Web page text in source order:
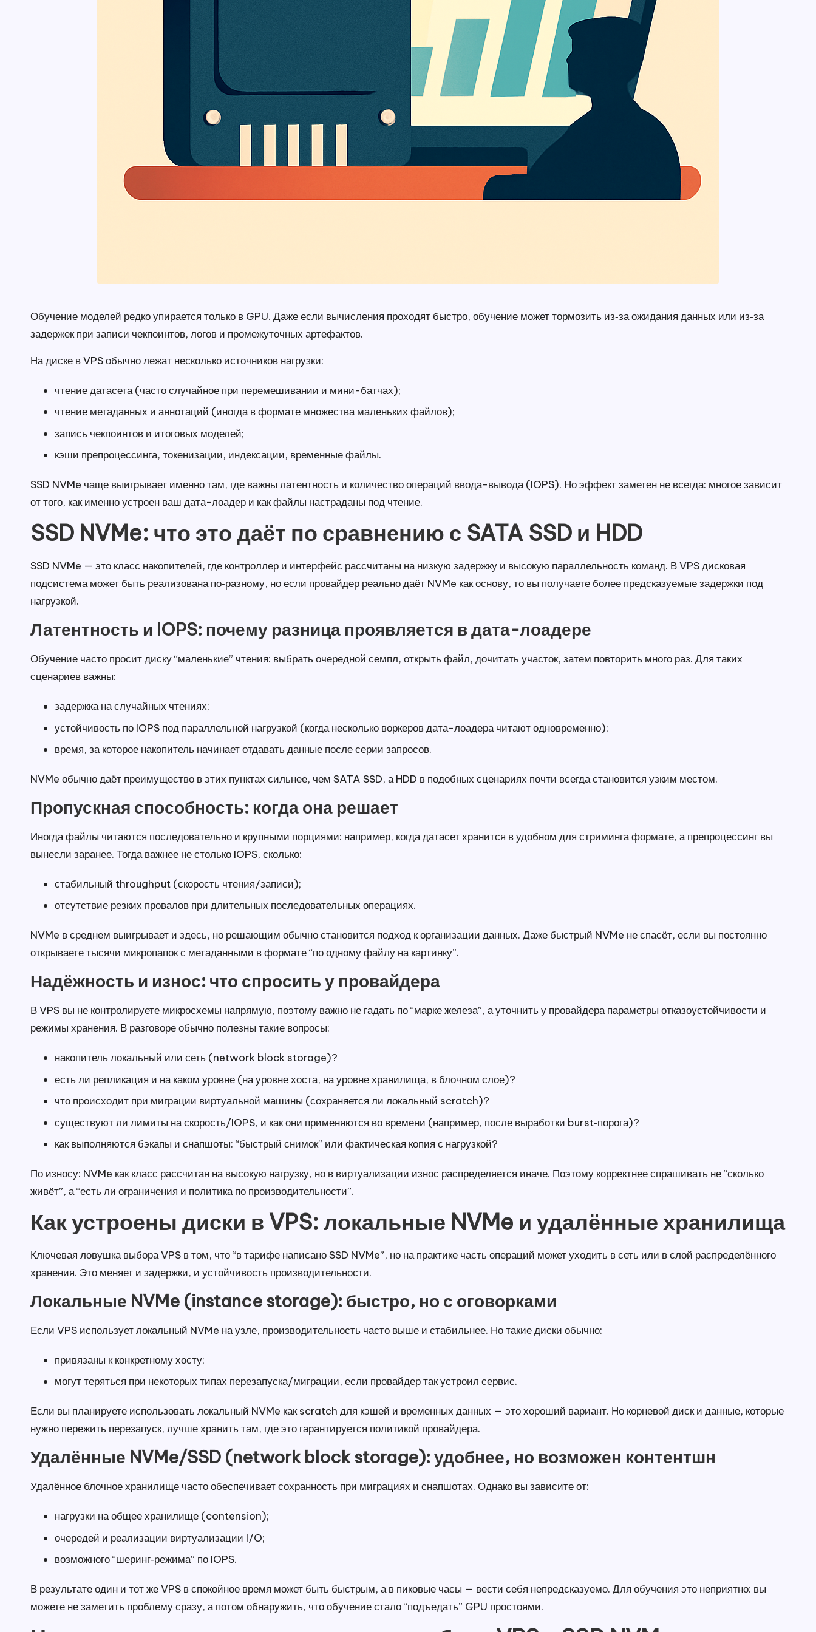
Обучение моделей редко упирается только в GPU. Даже если вычисления проходят быстро, обучение может тормозить из‑за ожидания данных или из‑за
задержек при записи чекпоинтов, логов и промежуточных артефактов.
На диске в VPS обычно лежат несколько источников нагрузки:
чтение датасета (часто случайное при перемешивании и мини-батчах);
чтение метаданных и аннотаций (иногда в формате множества маленьких файлов);
запись чекпоинтов и итоговых моделей;
кэши препроцессинга, токенизации, индексации, временные файлы.
SSD NVMe чаще выигрывает именно там, где важны латентность и количество операций ввода-вывода (IOPS). Но эффект заметен не всегда: многое зависит
от того, как именно устроен ваш дата-лоадер и как файлы настраданы под чтение.
SSD NVMe: что это даёт по сравнению с SATA SSD и HDD
SSD NVMe — это класс накопителей, где контроллер и интерфейс рассчитаны на низкую задержку и высокую параллельность команд. В VPS дисковая
подсистема может быть реализована по‑разному, но если провайдер реально даёт NVMe как основу, то вы получаете более предсказуемые задержки под
нагрузкой.
Латентность и IOPS: почему разница проявляется в дата-лоадере
Обучение часто просит диску “маленькие” чтения: выбрать очередной семпл, открыть файл, дочитать участок, затем повторить много раз. Для таких
сценариев важны:
задержка на случайных чтениях;
устойчивость по IOPS под параллельной нагрузкой (когда несколько воркеров дата-лоадера читают одновременно);
время, за которое накопитель начинает отдавать данные после серии запросов.
NVMe обычно даёт преимущество в этих пунктах сильнее, чем SATA SSD, а HDD в подобных сценариях почти всегда становится узким местом.
Пропускная способность: когда она решает
Иногда файлы читаются последовательно и крупными порциями: например, когда датасет хранится в удобном для стриминга формате, а препроцессинг вы
вынесли заранее. Тогда важнее не столько IOPS, сколько:
стабильный throughput (скорость чтения/записи);
отсутствие резких провалов при длительных последовательных операциях.
NVMe в среднем выигрывает и здесь, но решающим обычно становится подход к организации данных. Даже быстрый NVMe не спасёт, если вы постоянно
открываете тысячи микропапок с метаданными в формате “по одному файлу на картинку”.
Надёжность и износ: что спросить у провайдера
В VPS вы не контролируете микросхемы напрямую, поэтому важно не гадать по “марке железа”, а уточнить у провайдера параметры отказоустойчивости и
режимы хранения. В разговоре обычно полезны такие вопросы:
накопитель локальный или сеть (network block storage)?
есть ли репликация и на каком уровне (на уровне хоста, на уровне хранилища, в блочном слое)?
что происходит при миграции виртуальной машины (сохраняется ли локальный scratch)?
существуют ли лимиты на скорость/IOPS, и как они применяются во времени (например, после выработки burst‑порога)?
как выполняются бэкапы и снапшоты: “быстрый снимок” или фактическая копия с нагрузкой?
По износу: NVMe как класс рассчитан на высокую нагрузку, но в виртуализации износ распределяется иначе. Поэтому корректнее спрашивать не “сколько
живёт”, а “есть ли ограничения и политика по производительности”.
Как устроены диски в VPS: локальные NVMe и удалённые хранилища
Ключевая ловушка выбора VPS в том, что “в тарифе написано SSD NVMe”, но на практике часть операций может уходить в сеть или в слой распределённого
хранения. Это меняет и задержки, и устойчивость производительности.
Локальные NVMe (instance storage): быстро, но с оговорками
Если VPS использует локальный NVMe на узле, производительность часто выше и стабильнее. Но такие диски обычно:
привязаны к конкретному хосту;
могут теряться при некоторых типах перезапуска/миграции, если провайдер так устроил сервис.
Если вы планируете использовать локальный NVMe как scratch для кэшей и временных данных — это хороший вариант. Но корневой диск и данные, которые
нужно пережить перезапуск, лучше хранить там, где это гарантируется политикой провайдера.
Удалённые NVMe/SSD (network block storage): удобнее, но возможен контентшн
Удалённое блочное хранилище часто обеспечивает сохранность при миграциях и снапшотах. Однако вы зависите от:
нагрузки на общее хранилище (contension);
очередей и реализации виртуализации I/O;
возможного “шеринг‑режима” по IOPS.
В результате один и тот же VPS в спокойное время может быть быстрым, а в пиковые часы — вести себя непредсказуемо. Для обучения это неприятно: вы
можете не заметить проблему сразу, а потом обнаружить, что обучение стало “подъедать” GPU простоями.